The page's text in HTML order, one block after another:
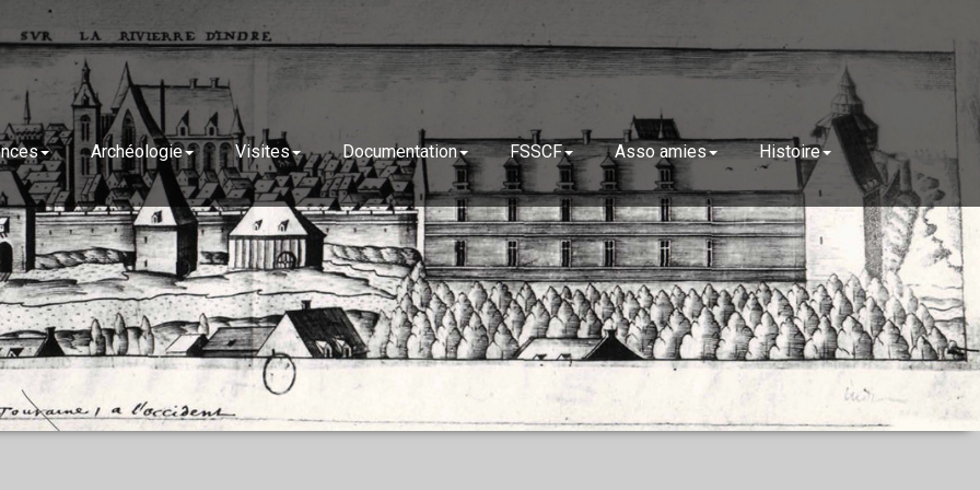
Archéologie Visites Documentation FSSCF Asso amies Histoire